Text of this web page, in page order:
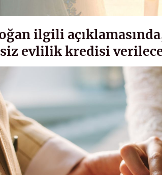
ilgili
evlilik kredisi